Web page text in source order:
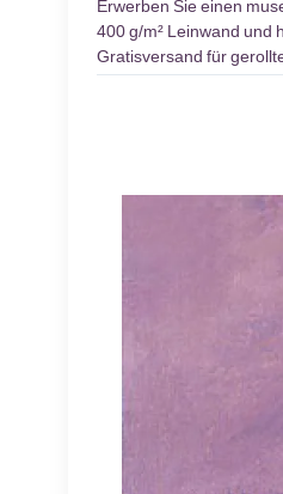
Erwerben Sie einen
400 g/m² Leinwand und
Gratisversand für